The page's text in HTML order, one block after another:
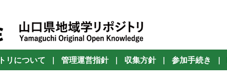
リについて | 管理運営指針 | 収集方針 | 参加手続き |